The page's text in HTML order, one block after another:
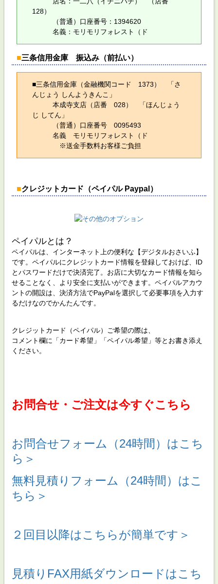
128）
（普通）口座番号：1394620
名義：モリモリフォレスト（ド
■三条信用金庫 振込み（前払い）
■三条信用金庫（金融機関コード 1373） 「さ
んじょう しんようきんこ」
本成寺支店（店番 028） 「ほんじょう
じ してん」
（普通）口座番号 0095493
名義 モリモリフォレスト（ド
※送金手数料お客様ご負担
■クレジットカード（ペイパル Paypal）
ペイパルとは？
ペイパルは、インターネット上の便利な【デジタルおさいふ】
です。ペイパルにクレジットカード情報を登録しておけば、ID
とパスワードだけで決済完了。お店に大切なカード情報を知ら
せることなく、より安全に支払いができます。ペイパルアカウ
ントの開設は、決済方法でPayPalを選択して必要事項を入力す
るだけなのでかんたんです。
クレジットカード（ペイパル）ご希望の際は、
コメント欄に「カード希望」「ペイパル希望」等とお書き添え
ください。
お問合せ・ご注文は今すぐこちら
お問合せフォーム（24時間）はこち
ら＞
無料見積りフォーム（24時間）はこ
ちら＞
２回目以降はこちらが簡単です＞
見積りFAX用紙ダウンロードはこち